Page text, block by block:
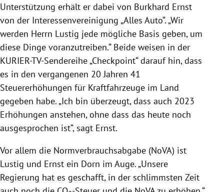
Unterstützung erhält er dabei von Burkhard Ernst
von der Interessenvereinigung „Alles Auto“. „Wir
werden Herrn Lustig jede mögliche Basis geben, um
diese Dinge voranzutreiben.“ Beide weisen in der
KURIER-TV-Sendereihe „Checkpoint“ darauf hin, dass
es in den vergangenen 20 Jahren 41
Steuererhöhungen für Kraftfahrzeuge im Land
gegeben habe. „Ich bin überzeugt, dass auch 2023
Erhöhungen anstehen, ohne dass das heute noch
ausgesprochen ist“, sagt Ernst.
Vor allem die Normverbrauchsabgabe (NoVA) ist
Lustig und Ernst ein Dorn im Auge. „Unsere
Regierung hat es geschafft, in der schlimmsten Zeit